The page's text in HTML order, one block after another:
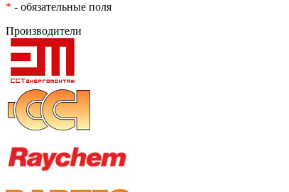
* - обязательные поля
Производители